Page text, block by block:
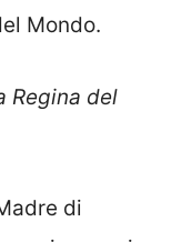
Mondo.
Regina del
di